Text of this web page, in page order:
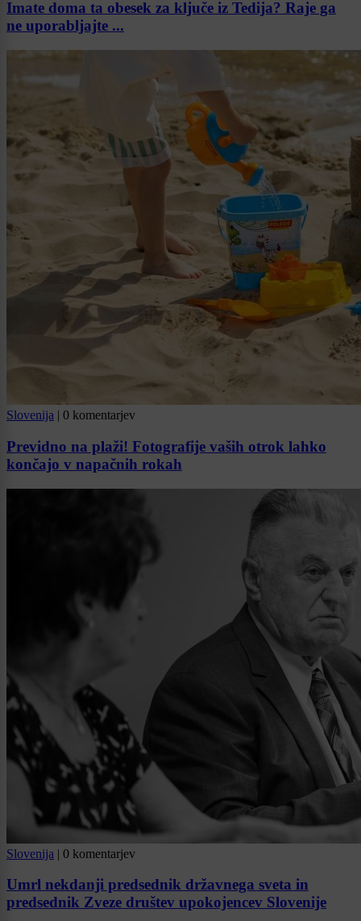
Imate doma ta obesek za ključe iz Tedija? Raje ga
ne uporabljajte ...
Slovenija | 0 komentarjev
Previdno na plaži! Fotografije vaših otrok lahko
končajo v napačnih rokah
Slovenija | 0 komentarjev
Umrl nekdanji predsednik državnega sveta in
predsednik Zveze društev upokojencev Slovenije